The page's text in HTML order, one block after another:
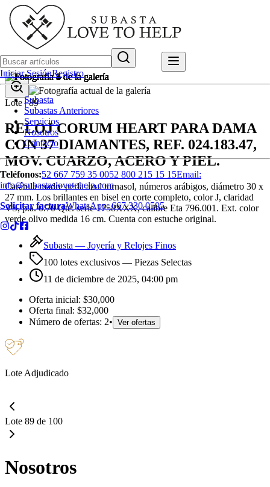
Iniciar SesiónRegistro
Subasta
Subastas Anteriores
Servicios
Nosotros
Contacto
Teléfonos:52 667 759 35 0052 800 215 15 15Email:
info@subastaslovetohelp.com
Solicitar facturaWhatsApp:667 330 0505
Lote |89
RELOJ CORUM HEART PARA DAMA
CON 37 DIAMANTES, REF. 024.183.47,
MOV. CUARZO, ACERO Y PIEL.
Carátula madre perla azul tornasol, números arábigos, diámetro 30 x
27 mm. Los brillantes en bisel en corte completo, color J, claridad
VS, p.a. 0.70 Qte. serie 1758XXX, calibre Eta 796.001. Ext. color
verde olivo medida 16 cm. Cuenta con estuche original.
Subasta — Joyería y Relojes Finos
100 lotes exclusivos — Piezas Selectas
11 de diciembre de 2025, 04:00 pm
Oferta inicial: $30,000
Oferta final: $32,000
Número de ofertas: 2• Ver ofertas
Lote Adjudicado
Lote 89 de 100
Nosotros